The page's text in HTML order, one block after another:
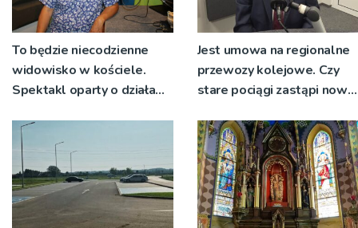
To będzie niecodzienne
widowisko w kościele.
Spektakl oparty o działa
Jest umowa na regionalne
przewozy kolejowe. Czy
stare pociągi zastąpi nowy